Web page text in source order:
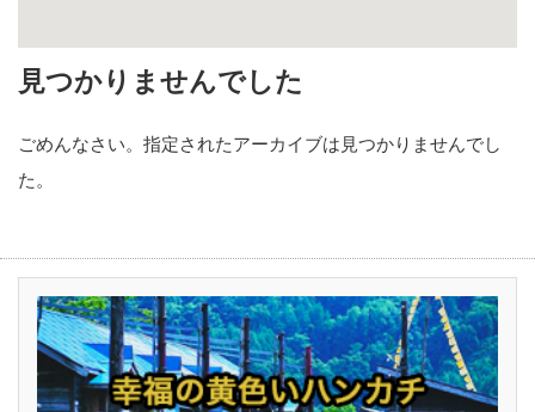
見つかりませんでした
ごめんなさい。指定されたアーカイブは見つかりませんでし
た。